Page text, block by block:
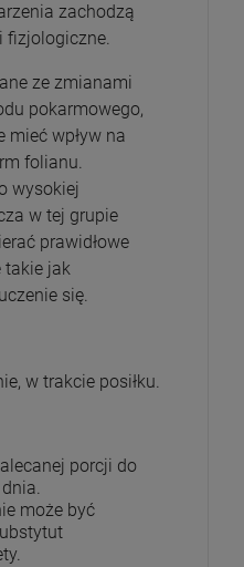
zachodzą
fizjologiczne.
ze zmianami
pokarmowego,
mieć wpływ na
folianu.
wysokiej
w tej grupie
prawidłowe
takie jak
się.
w trakcie posiłku.
porcji do
może być